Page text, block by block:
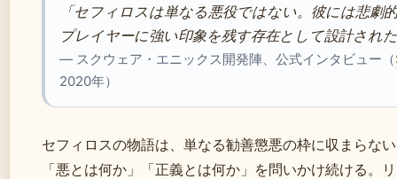
「セフィロスは単なる悪役ではない。彼には悲劇
プレイヤーに強い印象を残す存在として設計され
— スクウェア・エニックス開発陣、公式インタビュー（
2020年）
セフィロスの物語は、単なる勧善懲悪の枠に収まらな
「悪とは何か」「正義とは何か」を問いかけ続ける。